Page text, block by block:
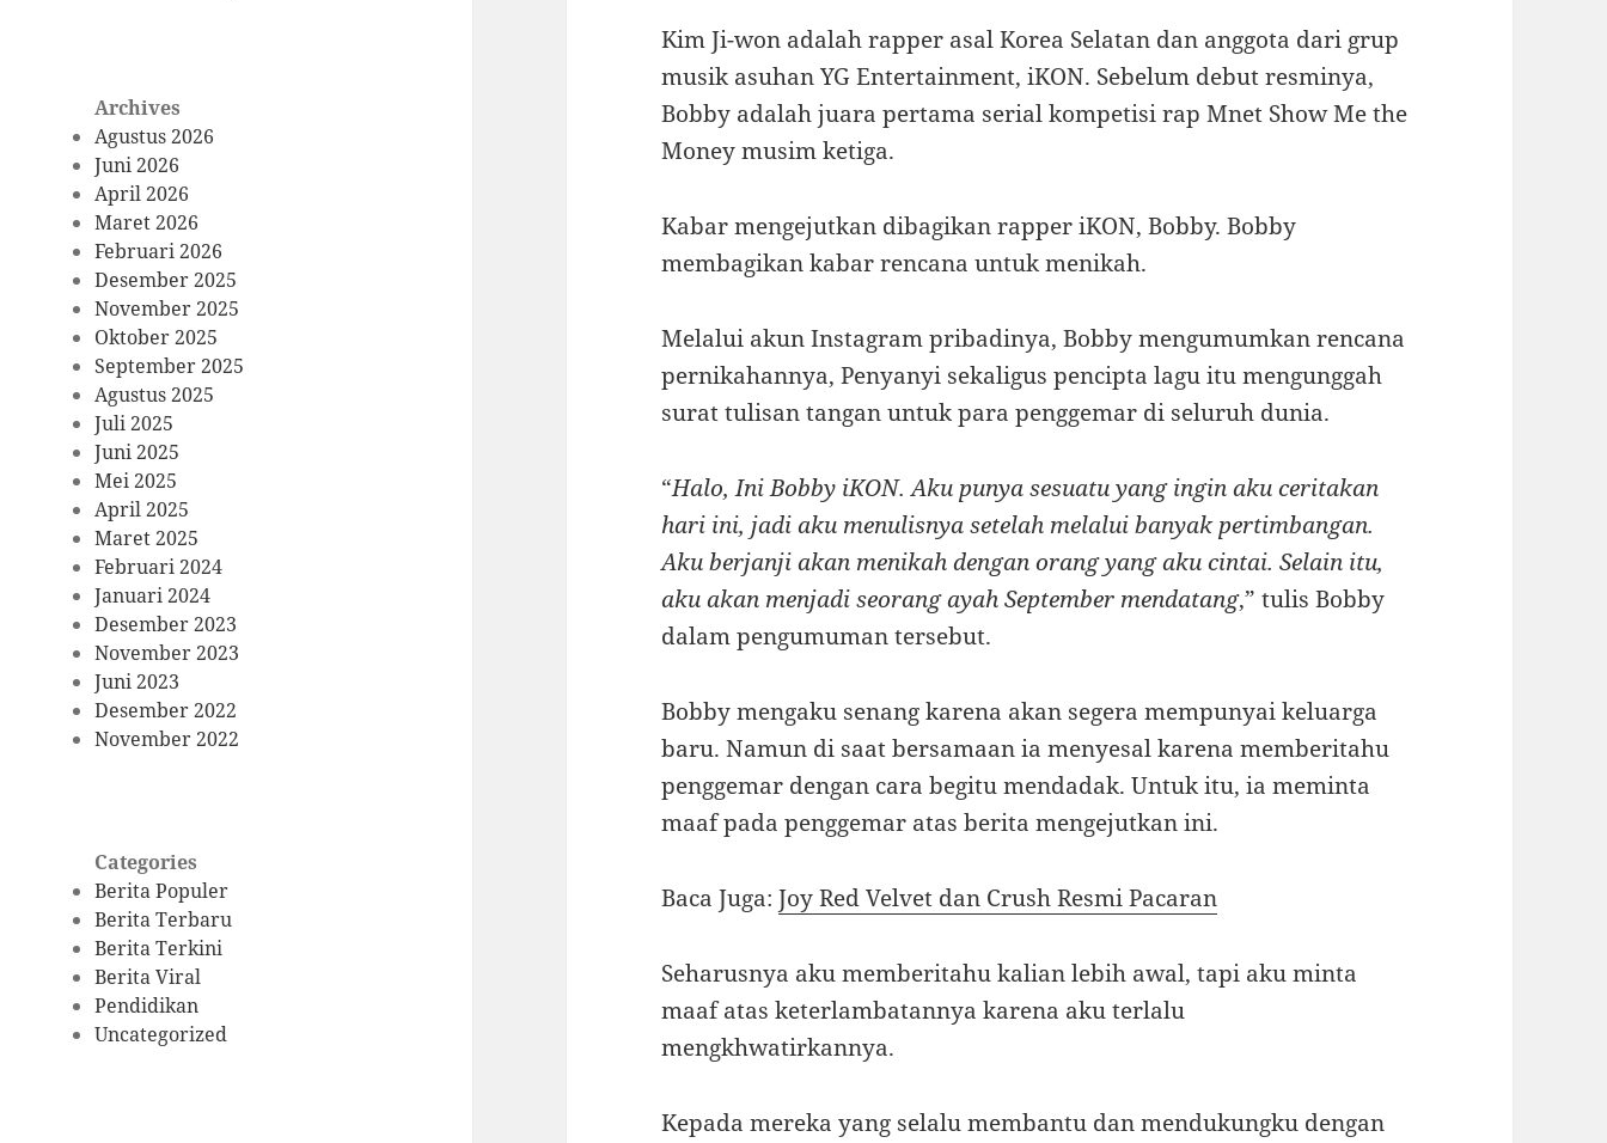
Archives
Agustus 2026
Juni 2026
April 2026
Maret 2026
Februari 2026
Desember 2025
November 2025
Oktober 2025
September 2025
Agustus 2025
Juli 2025
Juni 2025
Mei 2025
April 2025
Maret 2025
Februari 2024
Januari 2024
Desember 2023
November 2023
Juni 2023
Desember 2022
November 2022
Categories
Berita Populer
Berita Terbaru
Berita Terkini
Berita Viral
Pendidikan
Uncategorized
Kim Ji-won adalah rapper asal Korea Selatan dan anggota dari grup
musik asuhan YG Entertainment, iKON. Sebelum debut resminya,
Bobby adalah juara pertama serial kompetisi rap Mnet Show Me the
Money musim ketiga.
Kabar mengejutkan dibagikan rapper iKON, Bobby. Bobby
membagikan kabar rencana untuk menikah.
Melalui akun Instagram pribadinya, Bobby mengumumkan rencana
pernikahannya, Penyanyi sekaligus pencipta lagu itu mengunggah
surat tulisan tangan untuk para penggemar di seluruh dunia.
“Halo, Ini Bobby iKON. Aku punya sesuatu yang ingin aku ceritakan
hari ini, jadi aku menulisnya setelah melalui banyak pertimbangan.
Aku berjanji akan menikah dengan orang yang aku cintai. Selain itu,
aku akan menjadi seorang ayah September mendatang,” tulis Bobby
dalam pengumuman tersebut.
Bobby mengaku senang karena akan segera mempunyai keluarga
baru. Namun di saat bersamaan ia menyesal karena memberitahu
penggemar dengan cara begitu mendadak. Untuk itu, ia meminta
maaf pada penggemar atas berita mengejutkan ini.
Baca Juga:Joy Red Velvet dan Crush Resmi Pacaran
Seharusnya aku memberitahu kalian lebih awal, tapi aku minta
maaf atas keterlambatannya karena aku terlalu
mengkhwatirkannya.
Kepada mereka yang selalu membantu dan mendukungku dengan